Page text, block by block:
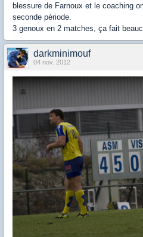
blessure de Farnoux et le coaching
seconde période.
3 genoux en 2 matches, ça fait
darkminimouf
04 nov. 2012